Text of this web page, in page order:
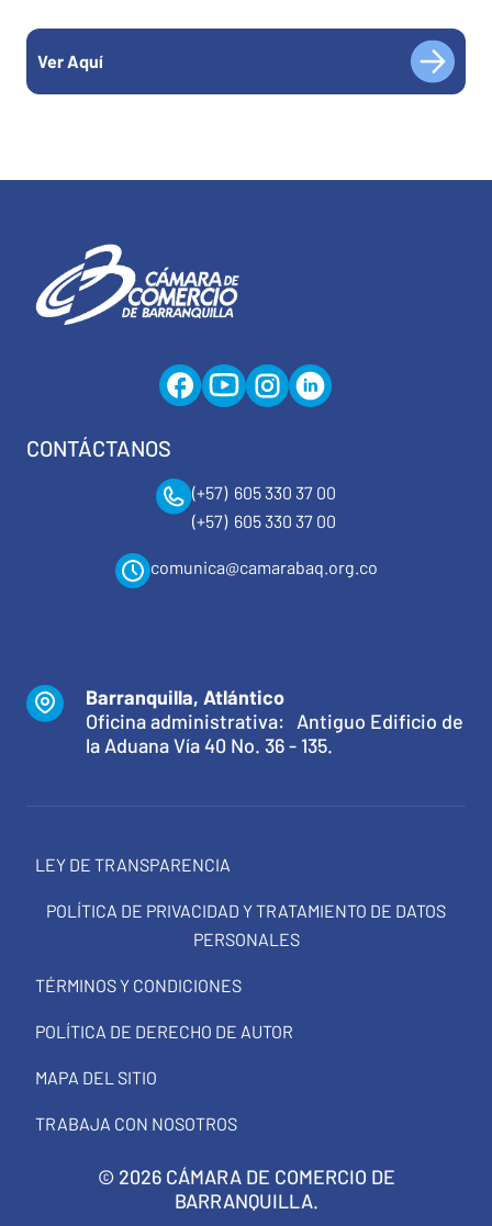
Ver Aquí
CONTÁCTANOS
(+57) 605 330 37 00
(+57) 605 330 37 00
comunica@camarabaq.org.co
Barranquilla, Atlántico
Oficina administrativa: Antiguo Edificio de
la Aduana Vía 40 No. 36 - 135.
LEY DE TRANSPARENCIA
POLÍTICA DE PRIVACIDAD Y TRATAMIENTO DE DATOS
PERSONALES
TÉRMINOS Y CONDICIONES
POLÍTICA DE DERECHO DE AUTOR
MAPA DEL SITIO
TRABAJA CON NOSOTROS
© 2026 CÁMARA DE COMERCIO DE
BARRANQUILLA.